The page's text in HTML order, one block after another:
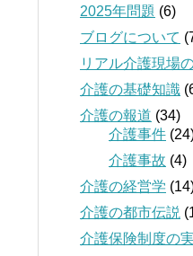
2025年問題 (6)
ブログについて
リアル介護現場
介護の基礎知識
介護の報道 (34)
介護事件
介護事故 (4)
介護の経営学
介護の都市伝説
介護保険制度の